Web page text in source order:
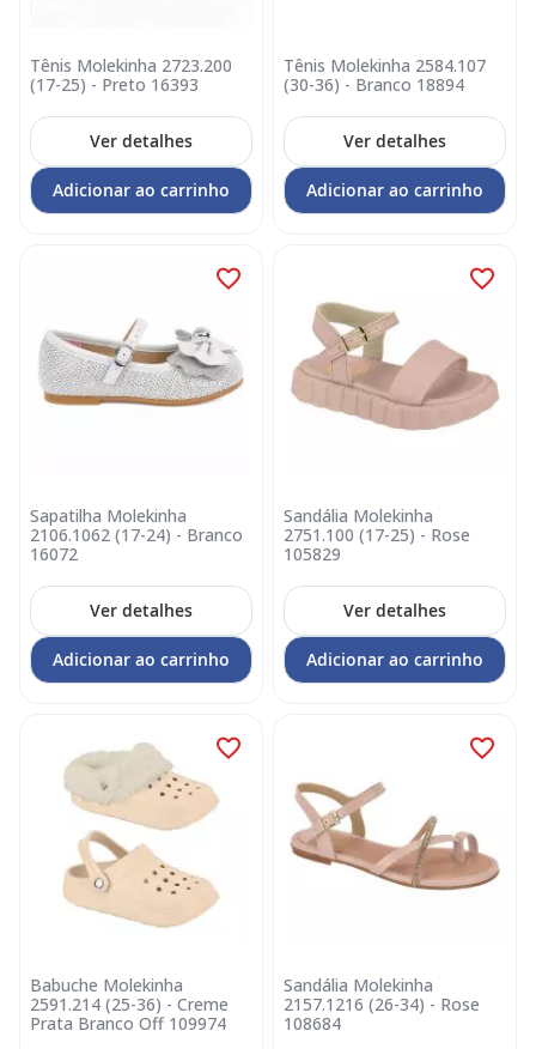
Tênis Molekinha 2723.200
(17-25) - Preto 16393
Ver detalhes
Adicionar ao carrinho
Tênis Molekinha 2584.107
(30-36) - Branco 18894
Ver detalhes
Adicionar ao carrinho
Sapatilha Molekinha
2106.1062 (17-24) - Branco
16072
Ver detalhes
Adicionar ao carrinho
Sandália Molekinha
2751.100 (17-25) - Rose
105829
Ver detalhes
Adicionar ao carrinho
Babuche Molekinha
2591.214 (25-36) - Creme
Prata Branco Off 109974
Sandália Molekinha
2157.1216 (26-34) - Rose
108684